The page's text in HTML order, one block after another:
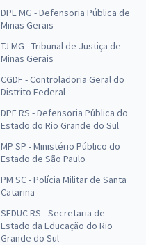
DPE MG - Defensoria Pública de
Minas Gerais
TJ MG - Tribunal de Justiça de
Minas Gerais
CGDF - Controladoria Geral do
Distrito Federal
DPE RS - Defensoria Pública do
Estado do Rio Grande do Sul
MP SP - Ministério Público do
Estado de São Paulo
PM SC - Polícia Militar de Santa
Catarina
SEDUC RS - Secretaria de
Estado da Educação do Rio
Grande do Sul